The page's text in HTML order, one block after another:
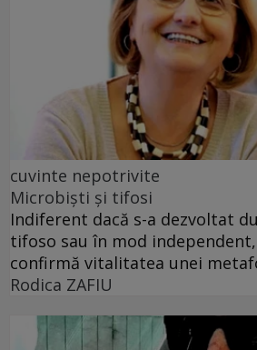
cuvinte nepotrivite
Microbiști și tifosi
Indiferent dacă s-a dezvoltat
tifoso sau în mod
confirmă vitalitatea unei
Rodica ZAFIU